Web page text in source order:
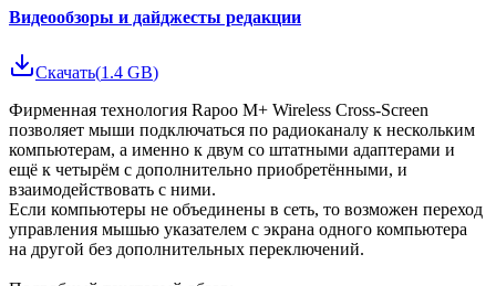
Видеообзоры и дайджесты редакции
Скачать(1.4 GB)
Фирменная технология Rapoo M+ Wireless Cross-Screen
позволяет мыши подключаться по радиоканалу к нескольким
компьютерам, а именно к двум со штатными адаптерами и
ещё к четырём с дополнительно приобретёнными, и
взаимодействовать с ними.
Если компьютеры не объединены в сеть, то возможен переход
управления мышью указателем с экрана одного компьютера
на другой без дополнительных переключений.